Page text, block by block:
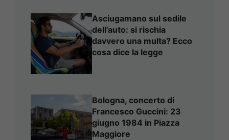
Asciugamano sul sedile
dell’auto: si rischia
davvero una multa? Ecco
cosa dice la legge
Bologna, concerto di
Francesco Guccini: 23
giugno 1984 in Piazza
Maggiore